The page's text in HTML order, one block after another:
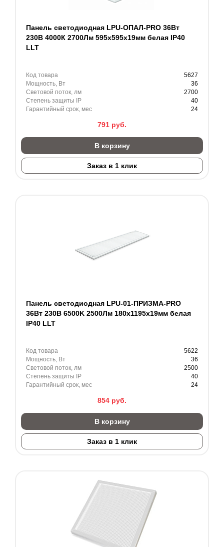
Панель светодиодная LPU-ОПАЛ-PRO 36Вт
230В 4000К 2700Лм 595х595х19мм белая IP40
LLT
Код товара
5627
Мощность, Вт
36
Световой поток, лм
2700
Степень защиты IP
40
Гарантийный срок, мес
24
791 руб.
В корзину
Заказ в 1 клик
Панель светодиодная LPU-01-ПРИЗМА-PRO
36Вт 230В 6500K 2500Лм 180х1195х19мм белая
IP40 LLT
Код товара
5622
Мощность, Вт
36
Световой поток, лм
2500
Степень защиты IP
40
Гарантийный срок, мес
24
854 руб.
В корзину
Заказ в 1 клик